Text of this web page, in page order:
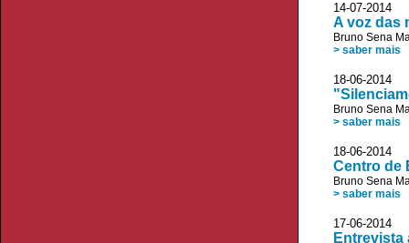
14-07-2014
A voz das
Bruno Sena
> saber mais
18-06-
Bruno Sena
> saber mais
18-06-2014
Centro de
Bruno Sena
> saber mais
17-06-
Entrevista